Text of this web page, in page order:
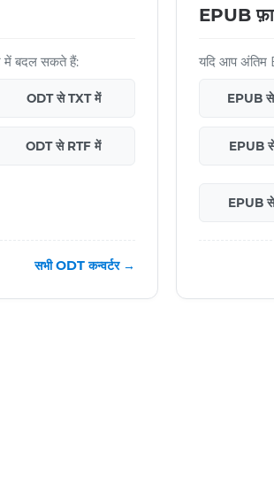
में बदल सकते हैं:
ODT से TXT में
ODT से RTF में
सभी ODT कन्वर्टर →
EPUB
यदि आप अंतिम
EPUB
EPUB
EPUB